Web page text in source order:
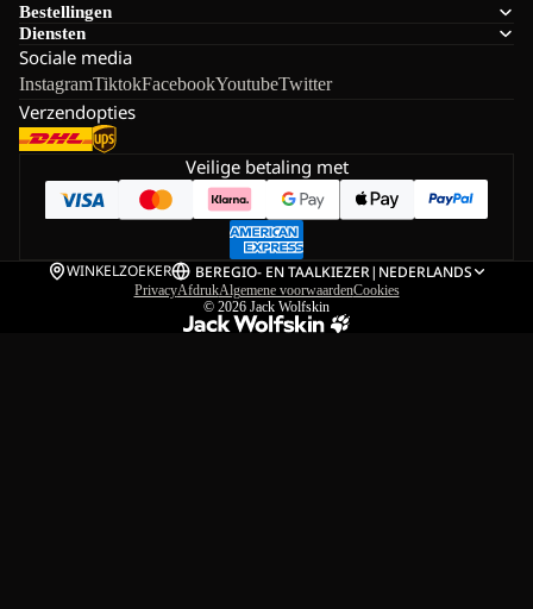
Bestellingen
Diensten
Sociale media
InstagramTiktokFacebookYoutubeTwitter
Verzendopties
Veilige betaling met
WINKELZOEKER BEREGIO- EN TAALKIEZER| NEDERLANDS
PrivacyAfdrukAlgemene voorwaardenCookies
© 2026 Jack Wolfskin